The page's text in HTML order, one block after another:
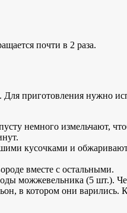
почти в 2 раза.
приготовления нужно
немного измельчают,
кусочками и
вместе с остальными.
можжевельника (5 шт.).
в котором они варились.